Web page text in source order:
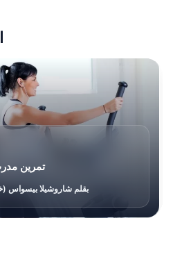
تمرين
بقلم شاروشيلا بيسواس